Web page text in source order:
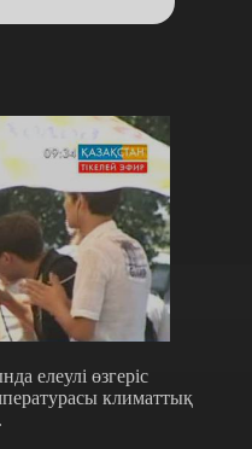
елеулі өзгеріс
климаттық